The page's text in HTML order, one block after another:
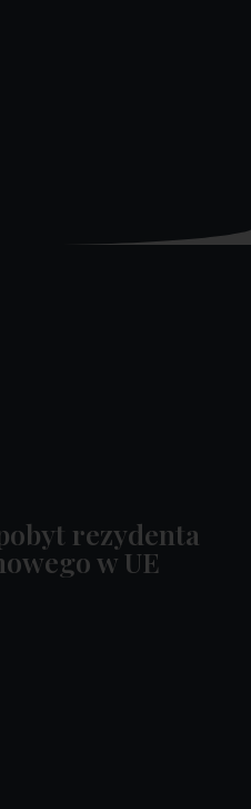
rezydenta
w UE